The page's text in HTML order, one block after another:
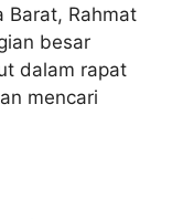
Barat, Rahmat
besar
dalam rapat
mencari